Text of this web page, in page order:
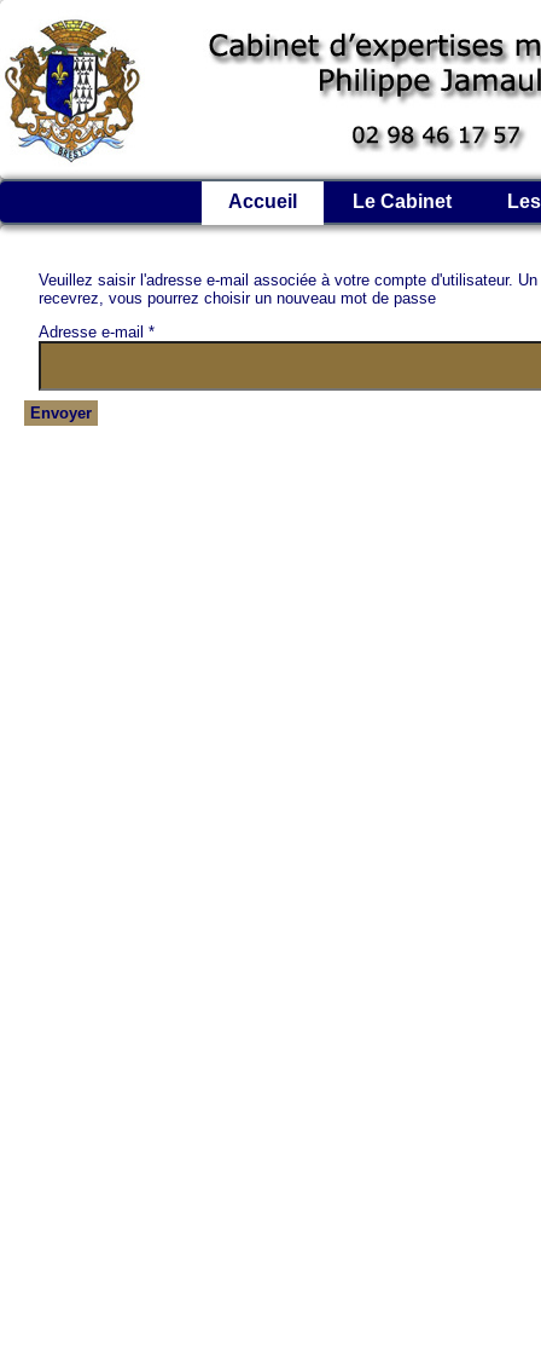
Accueil Le Cabinet
Veuillez saisir l'adresse e-mail associée à votre compte d'utilisateur.
recevrez, vous pourrez choisir un nouveau mot de passe
Adresse e-mail *
Envoyer